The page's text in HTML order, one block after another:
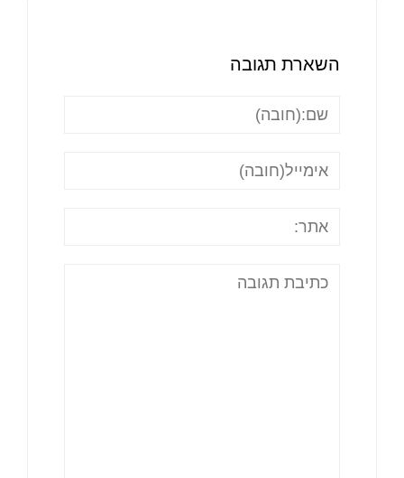
השארת תגובה